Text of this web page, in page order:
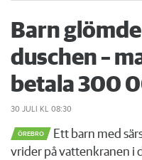
Barn
duschen –
betala 300
30 JULI KL 08:30
ÖREBRO
Ett barn med
vrider på vattenkranen i